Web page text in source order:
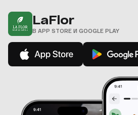
LaFlor
В APP STORE И GOOGLE PLAY